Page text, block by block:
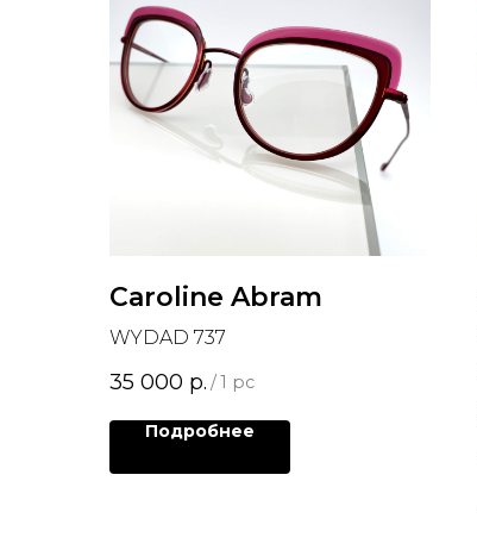
Caroline Abram
WYDAD 737
35 000 р. /1 pc
Подробнее